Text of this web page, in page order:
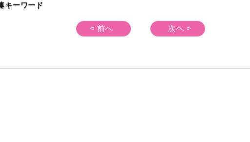
キーワード
< 前へ 次へ >